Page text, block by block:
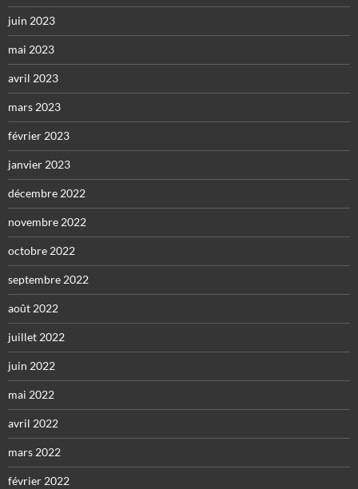
juin 2023
mai 2023
avril 2023
mars 2023
février 2023
janvier 2023
décembre 2022
novembre 2022
octobre 2022
septembre 2022
août 2022
juillet 2022
juin 2022
mai 2022
avril 2022
mars 2022
février 2022